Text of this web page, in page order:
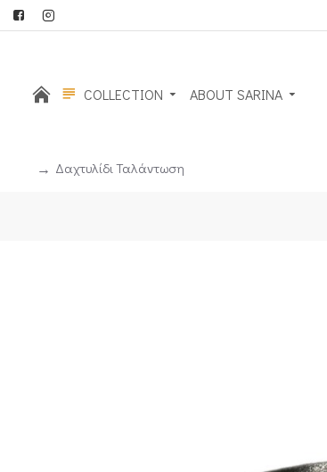
COLLECTION ABOUT SARINA
Δαχτυλίδι Ταλάντωση